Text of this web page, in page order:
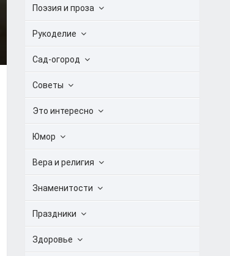
Поэзия и проза
Рукоделие
Сад-огород
Советы
Это интересно
Юмор
Вера и религия
Знаменитости
Праздники
Здоровье